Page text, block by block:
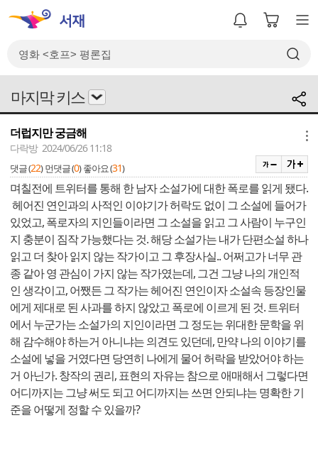
마지막 키스
더럽지만 궁금해
다락방 2024/06/26 11:18
댓글 (22) 먼댓글 (0) 좋아요 (31)
며칠전에 트위터를 통해 한 남자 소설가에 대한 폭로를 읽게 됐다.
헤어진 연인과의 사적인 이야기가 허락도 없이 그 소설에 들어가
있었고, 폭로자의 지인들이라면 그 소설을 읽고 그 사람이 누구인
지 충분이 짐작 가능했다는 것. 해당 소설가는 내가 단편소설 하나
읽고 더 찾아 읽지 않는 작가이고 그 후장사실.. 어쩌고가 너무 관
종 같아 영 관심이 가지 않는 작가였는데, 그건 그냥 나의 개인적
인 생각이고, 어쨌든 그 작가는 헤어진 연인이자 소설속 등장인물
에게 제대로 된 사과를 하지 않았고 폭로에 이르게 된 것. 트위터
에서 누군가는 소설가의 지인이라면 그 정도는 위대한 문학을 위
해 감수해야 하는거 아니냐는 의견도 있던데, 만약 나의 이야기를
소설에 넣을 거였다면 당연히 나에게 물어 허락을 받았어야 하는
거 아닌가. 창작의 권리, 표현의 자유는 참으로 애매해서 그렇다면
어디까지는 그냥 써도 되고 어디까지는 쓰면 안되냐는 명확한 기
준을 어떻게 정할 수 있을까?